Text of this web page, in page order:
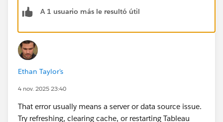
A 1 usuario más le resultó útil
Ethan Taylor's
4 nov. 2025 23:40
That error usually means a server or data source issue.
Try refreshing, clearing cache, or restarting Tableau